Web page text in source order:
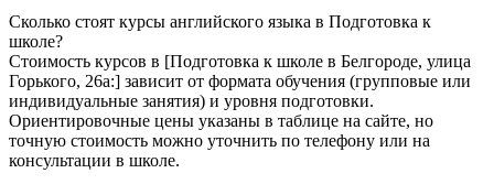
Сколько стоят курсы английского языка в Подготовка к
школе?
Стоимость курсов в [Подготовка к школе в Белгороде, улица
Горького, 26а:] зависит от формата обучения (групповые или
индивидуальные занятия) и уровня подготовки.
Ориентировочные цены указаны в таблице на сайте, но
точную стоимость можно уточнить по телефону или на
консультации в школе.